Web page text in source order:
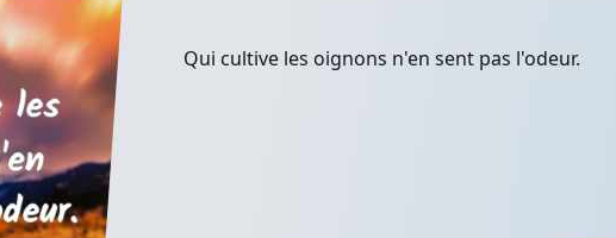
Qui cultive les oignons n'en sent pas l'odeur.